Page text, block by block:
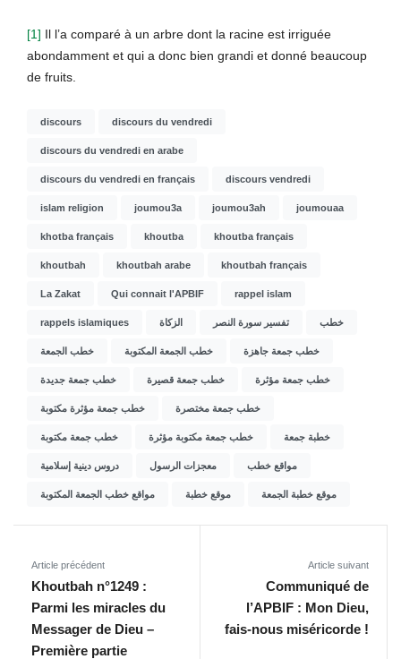
[1] Il l’a comparé à un arbre dont la racine est irriguée
abondamment et qui a donc bien grandi et donné beaucoup
de fruits.
discours discours du vendredi
discours du vendredi en arabe
discours du vendredi en français discours vendredi
islam religion joumou3a joumou3ah joumouaa
khotba français khoutba khoutba français
khoutbah khoutbah arabe khoutbah français
La Zakat Qui connait l'APBIF rappel islam
rappels islamiques الزكاة تفسير سورة النصر خطب
خطب الجمعة خطب الجمعة المكتوبة خطب جمعة جاهزة
خطب جمعة جديدة خطب جمعة قصيرة خطب جمعة مؤثرة
خطب جمعة مؤثرة مكتوبة خطب جمعة مختصرة
خطب جمعة مكتوبة خطب جمعة مكتوبة مؤثرة خطبة جمعة
دروس دينية إسلامية معجزات الرسول مواقع خطب
مواقع خطب الجمعة المكتوبة موقع خطبة موقع خطبة الجمعة
Article précédent
Khoutbah n°1249 :
Parmi les miracles du
Messager de Dieu –
Première partie
Article suivant
Communiqué de
l’APBIF : Mon Dieu,
fais-nous miséricorde !